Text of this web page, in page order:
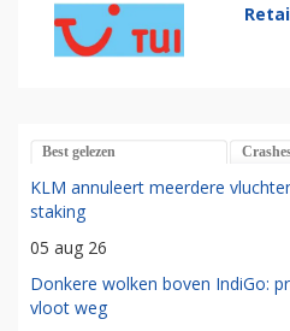
Best gelezen
KLM annuleert meerdere
staking
05 aug 26
Donkere wolken boven IndiGo:
vloot weg